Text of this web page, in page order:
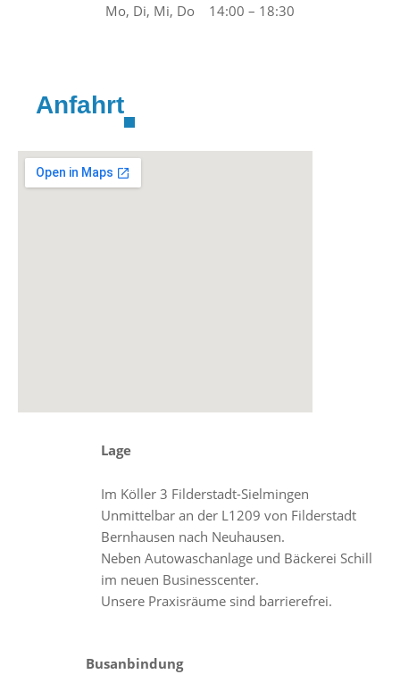
Mo, Di, Mi, Do 14:00 – 18:30
Anfahrt
Lage
Im Köller 3 Filderstadt-Sielmingen
Unmittelbar an der L1209 von Filderstadt
Bernhausen nach Neuhausen.
Neben Autowaschanlage und Bäckerei Schill
im neuen Businesscenter.
Unsere Praxisräume sind barrierefrei.
Busanbindung